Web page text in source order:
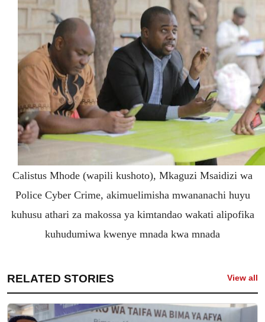
Calistus Mhode (wapili kushoto), Mkaguzi Msaidizi wa
Police Cyber Crime, akimuelimisha mwananachi huyu
kuhusu athari za makossa ya kimtandao wakati alipofika
kuhudumiwa kwenye mnada kwa mnada
RELATED STORIES View all